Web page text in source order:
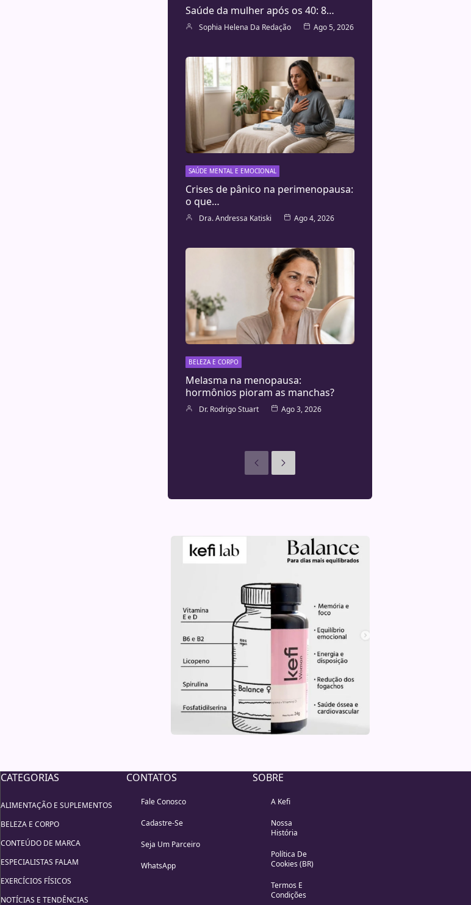
Saúde da mulher após os 40: 8…
Sophia Helena Da Redação Ago 5, 2026
SAÚDE MENTAL E EMOCIONAL
Crises de pânico na perimenopausa:
o que…
Dra. Andressa Katiski Ago 4, 2026
BELEZA E CORPO
Melasma na menopausa:
hormônios pioram as manchas?
Dr. Rodrigo Stuart Ago 3, 2026
AnterioresSeguinte
CATEGORIAS
ALIMENTAÇÃO E SUPLEMENTOS
BELEZA E CORPO
CONTEÚDO DE MARCA
ESPECIALISTAS FALAM
EXERCÍCIOS FÍSICOS
NOTÍCIAS E TENDÊNCIAS
CONTATOS
Fale Conosco
Cadastre-Se
Seja Um Parceiro
WhatsApp
SOBRE
A Kefi
Nossa
História
Política De
Cookies (BR)
Termos E
Condições